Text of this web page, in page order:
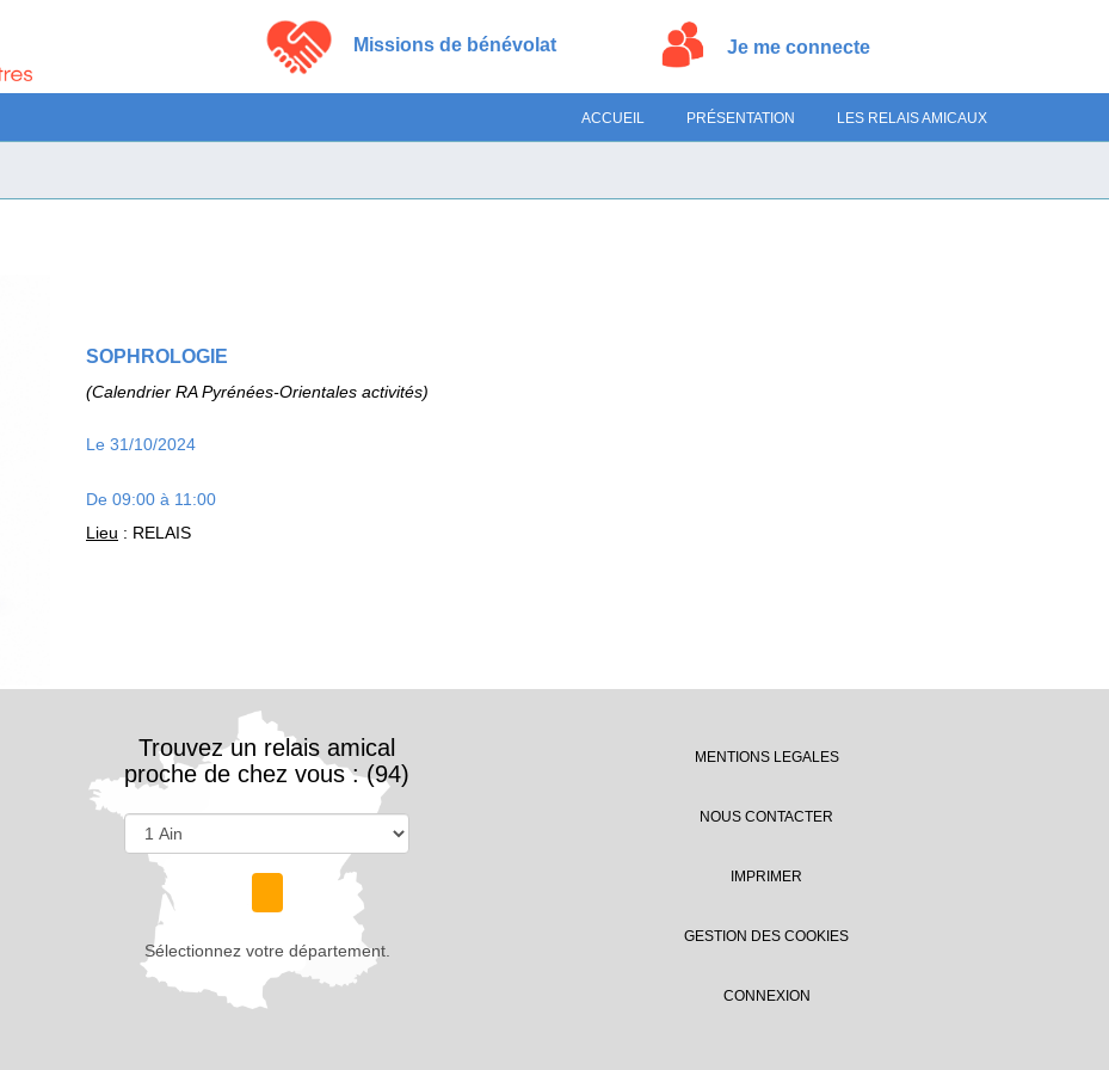
Missions de bénévolat Je me connecte
ACCUEIL PRÉSENTATION LES RELAIS AMICAUX
SOPHROLOGIE
(Calendrier RA Pyrénées-Orientales activités)
Le 31/10/2024
De 09:00 à 11:00
Lieu : RELAIS
Trouvez un relais amical
proche de chez vous : (94)
Sélectionnez votre département.
MENTIONS LEGALES
NOUS CONTACTER
IMPRIMER
GESTION DES COOKIES
CONNEXION